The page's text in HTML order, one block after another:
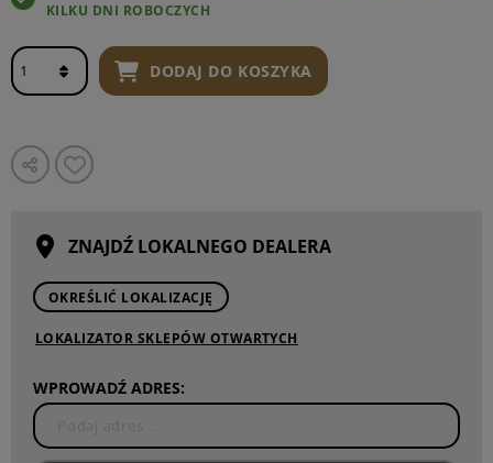
KILKU DNI ROBOCZYCH
DODAJ DO KOSZYKA
ZNAJDŹ LOKALNEGO DEALERA
OKREŚLIĆ LOKALIZACJĘ
LOKALIZATOR SKLEPÓW OTWARTYCH
WPROWADŹ ADRES: